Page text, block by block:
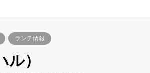
ランチ情報
ル）